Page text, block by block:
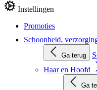
Instellingen
Promoties
Schoonheid,
Ga terug
Haar en Hoofd
Ga